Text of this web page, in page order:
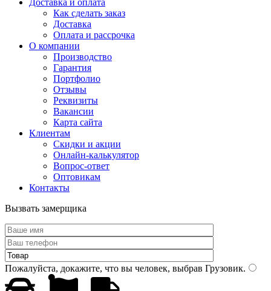
Доставка и оплата
Как сделать заказ
Доставка
Оплата и рассрочка
О компании
Производство
Гарантия
Портфолио
Отзывы
Реквизиты
Вакансии
Карта сайта
Клиентам
Скидки и акции
Онлайн-калькулятор
Вопрос-ответ
Оптовикам
Контакты
Вызвать замерщика
Пожалуйста, докажите, что вы человек, выбрав Грузовик.